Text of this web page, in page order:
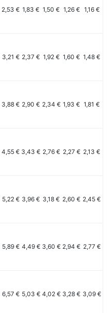
2,53 € 1,83 € 1,50 € 1,26 € 1,16 €
3,21 € 2,37 € 1,92 € 1,60 € 1,48 €
3,88 € 2,90 € 2,34 € 1,93 € 1,81 €
4,55 € 3,43 € 2,76 € 2,27 € 2,13 €
5,22 € 3,96 € 3,18 € 2,60 € 2,45 €
5,89 € 4,49 € 3,60 € 2,94 € 2,77 €
6,57 € 5,03 € 4,02 € 3,28 € 3,09 €